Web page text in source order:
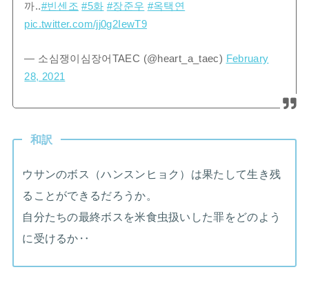
까..#빈센조 #5화 #장준우 #옥택연
pic.twitter.com/jj0g2IewT9
— 소심쟁이심장어TAEC (@heart_a_taec) February
28, 2021
和訳
ウサンのボス（ハンスンヒョク）は果たして生き残
ることができるだろうか。
自分たちの最終ボスを米食虫扱いした罪をどのよう
に受けるか‥